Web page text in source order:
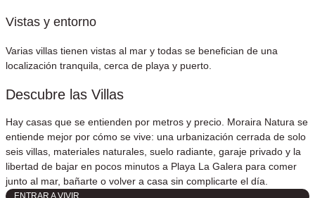
Vistas y entorno
Varias villas tienen vistas al mar y todas se benefician de una
localización tranquila, cerca de playa y puerto.
Descubre las Villas
Hay casas que se entienden por metros y precio. Moraira Natura se
entiende mejor por cómo se vive: una urbanización cerrada de solo
seis villas, materiales naturales, suelo radiante, garaje privado y la
libertad de bajar en pocos minutos a Playa La Galera para comer
junto al mar, bañarte o volver a casa sin complicarte el día.